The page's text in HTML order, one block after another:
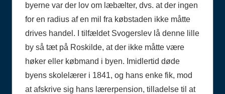
byerne var der lov om læbælter, dvs. at der ingen
for en radius af en mil fra købstaden ikke måtte
drives handel. I tilfældet Svogerslev lå denne lille
by så tæt på Roskilde, at der ikke måtte være
høker eller købmand i byen. Imidlertid døde
byens skolelærer i 1841, og hans enke fik, mod
at afskrive sig hans lærerpension, tilladelse til at